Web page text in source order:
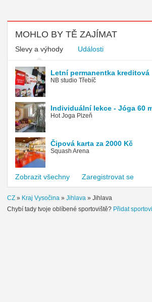
MOHLO BY TĚ ZAJÍMAT
Slevy a výhody Události
Letní permanentka kreditová
NB studio Třebíč
Individuální lekce - Jóga 60
Hot Joga Plzeň
Čipová karta za 2000 Kč
Squash Arena
Zobrazit všechny Zaregistrovat se
CZ » Kraj Vysočina » Jihlava » Jihlava
Chybí tady tvoje oblíbené sportoviště? Přidat